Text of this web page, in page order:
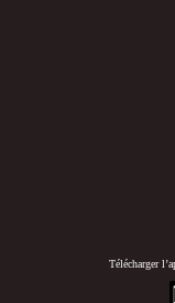
Télécharger